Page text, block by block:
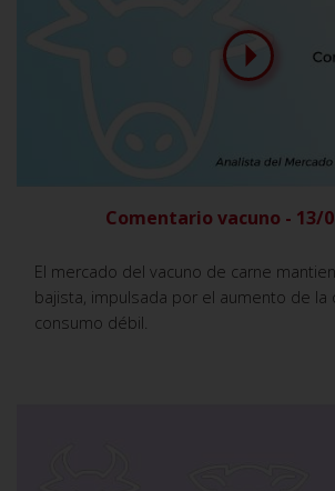
Comentario vacuno - 13/
El mercado del vacuno de carne
bajista, impulsada por el aumento de la
consumo débil.